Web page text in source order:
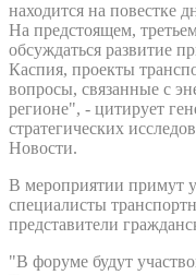
находится на повестке
На предстоящем,
обсуждаться развитие
Каспия, проекты
вопросы, связанные с
регионе", - цитирует
стратегических
Новости.
В мероприятии примут
специалисты
представители
"В форуме будут